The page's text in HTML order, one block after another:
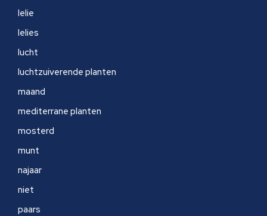
lelie
lelies
lucht
luchtzuiverende planten
maand
mediterrane planten
mosterd
munt
najaar
niet
paars